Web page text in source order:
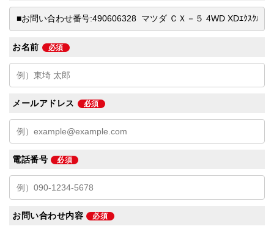
お名前 必須
メールアドレス 必須
電話番号 必須
お問い合わせ内容 必須